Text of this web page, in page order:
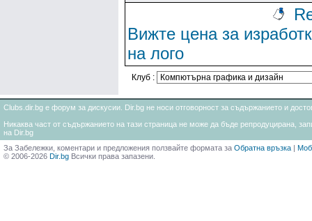
Вижте цена за
на лого
Клуб :
Clubs.dir.bg е форум за дискусии. Dir.bg не носи отговорност за съдържанието и
Никаква част от съдържанието на тази страница не може да бъде репродуцирана,
на Dir.bg
За Забележки, коментари и предложения ползвайте формата за Обратна връзка |
© 2006-2026 Dir.bg Всички права запазени.